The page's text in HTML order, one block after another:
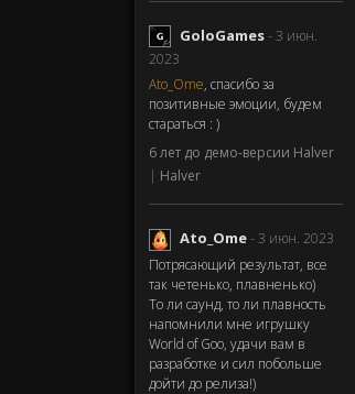
GoloGames- 3 июн.
2023
Ato_Ome, спасибо за
позитивные эмоции, будем
стараться : )
6 лет до демо-версии Halver
| Halver
Ato_Ome- 3 июн. 2023
Потрясающий результат, все
так четенько, плавненько)
То ли саунд, то ли плавность
напомнили мне игрушку
World of Goo, удачи вам в
разработке и сил побольше
дойти до релиза!)